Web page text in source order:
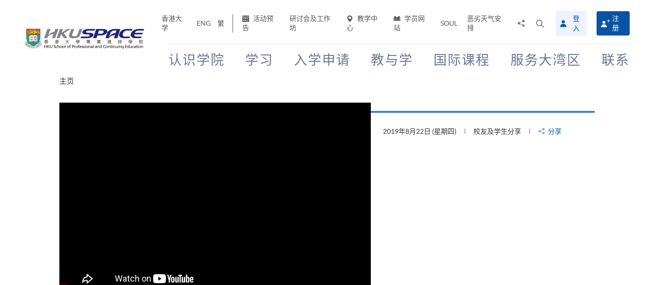
香港大
学
ENG 繁
活动预
告
研讨会及工作
坊
教学中
心
学员网
站
SOUL
恶劣天气安
排
搜
寻
介
登
入
注
册
认识学院 学习 入学申请 教与学 国际课程 服务大湾区 联系
主页
2019年8月22日 (星期四) 校友及学生分享 分享